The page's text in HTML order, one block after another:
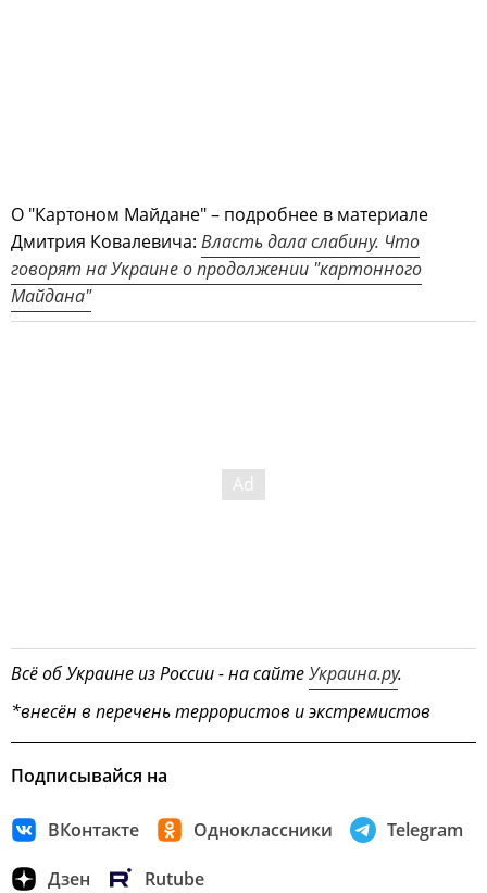
О "Картоном Майдане" – подробнее в материале
Дмитрия Ковалевича: Власть дала слабину. Что
говорят на Украине о продолжении "картонного
Майдана"
Всё об Украине из России - на сайтеУкраина.ру.
*внесён в перечень террористов и экстремистов
Подписывайся на
ВКонтакте Одноклассники Telegram
Дзен Rutube